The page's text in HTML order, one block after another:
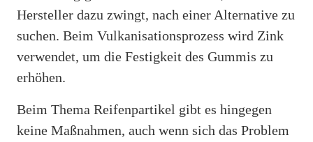
Hersteller dazu zwingt, nach einer Alternative zu
suchen. Beim Vulkanisationsprozess wird Zink
verwendet, um die Festigkeit des Gummis zu
erhöhen.
Beim Thema Reifenpartikel gibt es hingegen
keine Maßnahmen, auch wenn sich das Problem